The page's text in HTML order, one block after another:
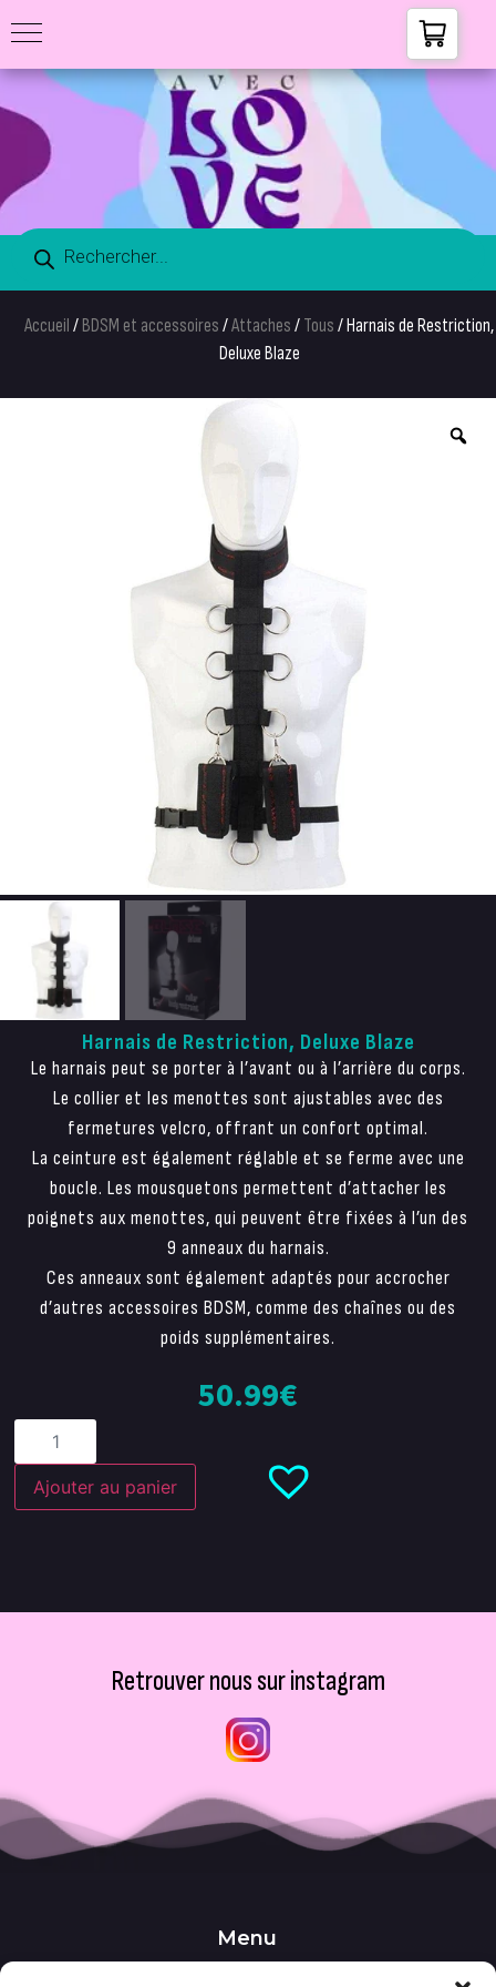
Accueil / BDSM et accessoires /Attaches / Tous / Harnais de Restriction,
Deluxe Blaze
Harnais de Restriction, Deluxe Blaze
Le harnais peut se porter à l’avant ou à l’arrière du corps.
Le collier et les menottes sont ajustables avec des
fermetures velcro, offrant un confort optimal.
La ceinture est également réglable et se ferme avec une
boucle. Les mousquetons permettent d’attacher les
poignets aux menottes, qui peuvent être fixées à l’un des
9 anneaux du harnais.
Ces anneaux sont également adaptés pour accrocher
d’autres accessoires BDSM, comme des chaînes ou des
poids supplémentaires.
50.99€
Ajouter au panier
Retrouver nous sur instagram
Menu
••• Accueil